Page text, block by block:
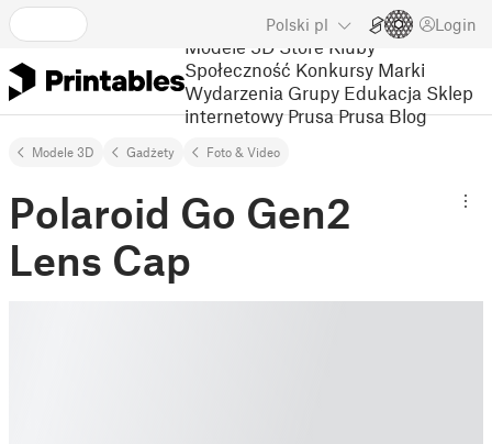
Polski pl Login
Modele 3D Store Kluby
Społeczność Konkursy Marki
Wydarzenia Grupy Edukacja Sklep
internetowy Prusa Prusa Blog
Modele 3D Gadżety Foto & Video
Polaroid Go Gen2
Lens Cap